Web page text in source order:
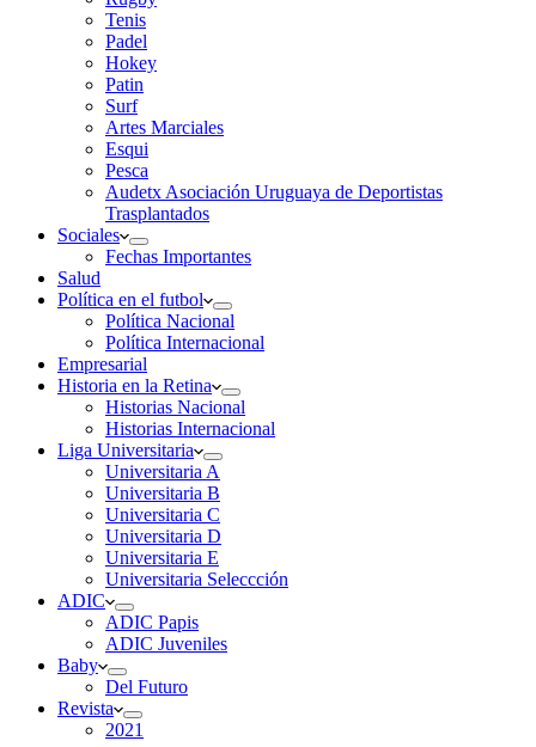
Tenis
Padel
Hokey
Patin
Surf
Artes Marciales
Esqui
Pesca
Audetx Asociación Uruguaya de Deportistas
Trasplantados
Sociales
Fechas Importantes
Salud
Política en el futbol
Política Nacional
Política Internacional
Empresarial
Historia en la Retina
Historias Nacional
Historias Internacional
Liga Universitaria
Universitaria A
Universitaria B
Universitaria C
Universitaria D
Universitaria E
Universitaria Seleccción
ADIC
ADIC Papis
ADIC Juveniles
Baby
Del Futuro
Revista
2021